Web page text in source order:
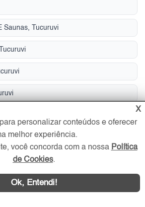
Saunas, Tucuruvi
imóvel no
X
personalizar conteúdos e oferecer
melhor experiência.
você concorda com a nossa Política
de Cookies.
Ok, Entendi!